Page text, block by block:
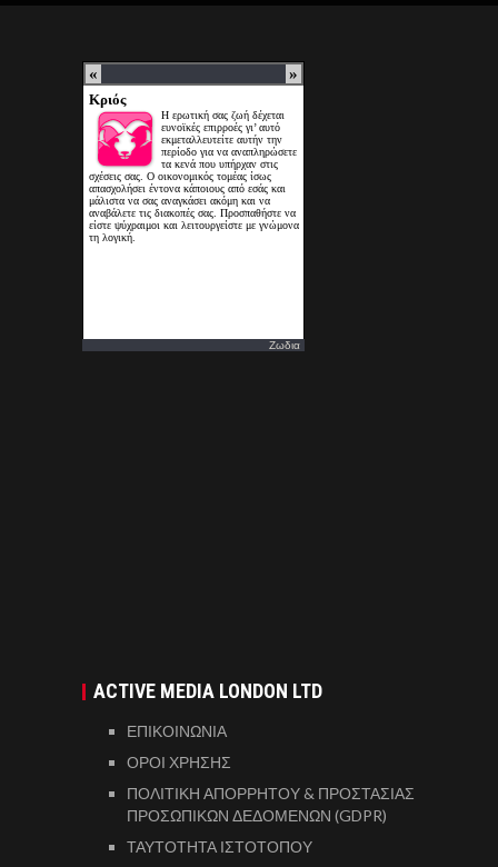
Ζωδια
ACTIVE MEDIA LONDON LTD
ΕΠΙΚΟΙΝΩΝΙΑ
ΟΡΟΙ ΧΡΗΣΗΣ
ΠΟΛΙΤΙΚΗ ΑΠΟΡΡΗΤΟΥ & ΠΡΟΣΤΑΣΙΑΣ
ΠΡΟΣΩΠΙΚΩΝ ΔΕΔΟΜΕΝΩΝ (GDPR)
ΤΑΥΤΟΤΗΤΑ ΙΣΤΟΤΟΠΟΥ